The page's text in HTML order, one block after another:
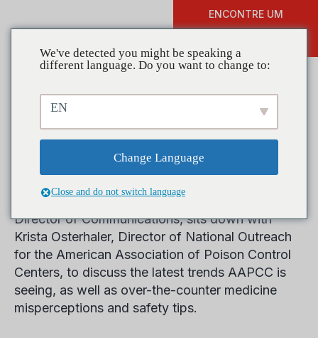
ENCONTRE UM
OTC Medicine
Misperceptions
In this podcast, Jessica Joisten, CADCA’s
Director of Communications, sits down with
Krista Osterhaler, Director of National Outreach
for the American Association of Poison Control
Centers, to discuss the latest trends AAPCC is
seeing, as well as over-the-counter medicine
misperceptions and safety tips.
We've detected you might be speaking a
different language. Do you want to change to:
EN
Change Language
Close and do not switch language